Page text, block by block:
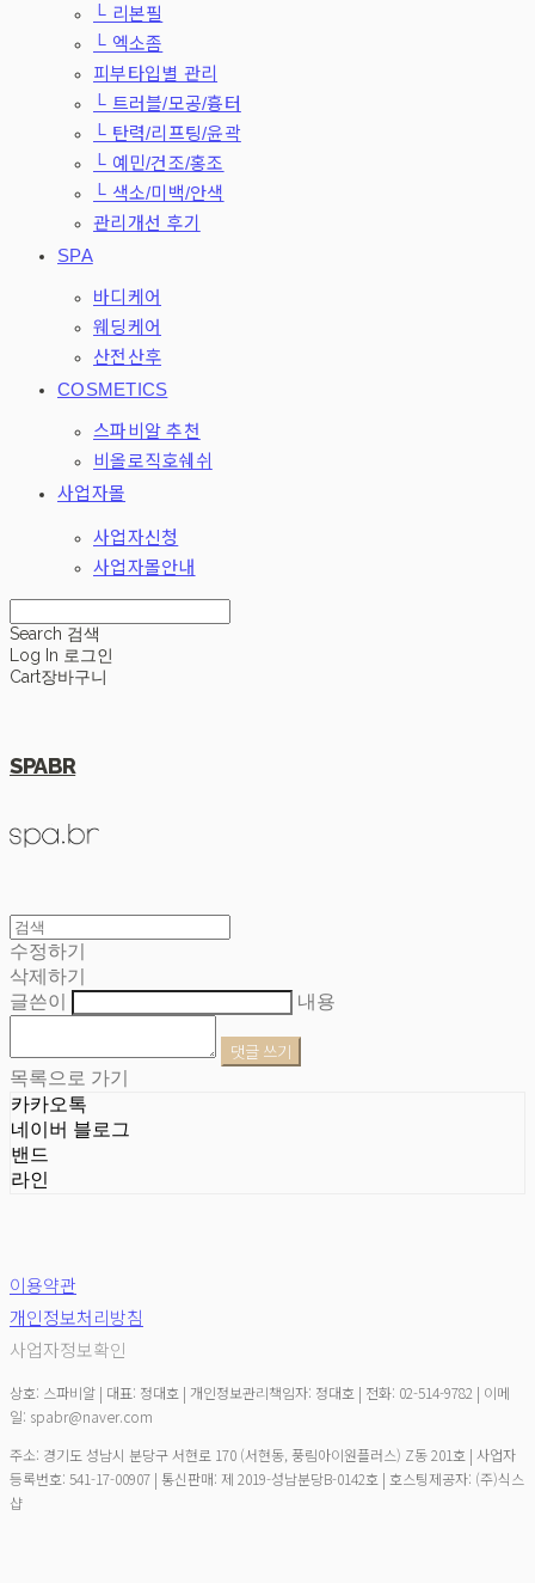
└ 리본필
└ 엑소좀
피부타입별 관리
└ 트러블/모공/흉터
└ 탄력/리프팅/윤곽
└ 예민/건조/홍조
└ 색소/미백/안색
관리개선 후기
SPA
바디케어
웨딩케어
산전산후
COSMETICS
스파비알 추천
비올로직호쉐쉬
사업자몰
사업자신청
사업자몰안내
Search 검색
Log In 로그인
Cart장바구니
SPABR
수정하기
삭제하기
글쓴이
내용
댓글 쓰기
목록으로 가기
카카오톡
네이버 블로그
밴드
라인
이용약관
개인정보처리방침
사업자정보확인
상호: 스파비알 | 대표: 정대호 | 개인정보관리책임자: 정대호 | 전화: 02-514-9782 | 이메
일: spabr@naver.com
주소: 경기도 성남시 분당구 서현로 170 (서현동, 풍림아이원플러스) Z동 201호 | 사업자
등록번호: 541-17-00907 | 통신판매: 제 2019-성남분당B-0142호 | 호스팅제공자: (주)식스
샵